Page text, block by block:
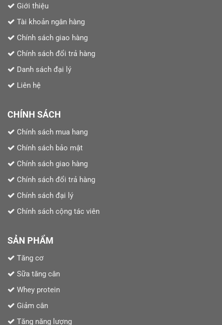
Giới thiệu
Tài khoản ngân hàng
Chính sách giao hàng
Chính sách đổi trả hàng
Danh sách đại lý
Liên hệ
CHÍNH SÁCH
Chính sách mua hang
Chính sách bảo mật
Chính sách giao hàng
Chính sách đổi trả hàng
Chính sách đại lý
Chính sách cộng tác viên
SẢN PHẨM
Tăng cơ
Sữa tăng cân
Whey protein
Giảm cân
Tăng năng lượng